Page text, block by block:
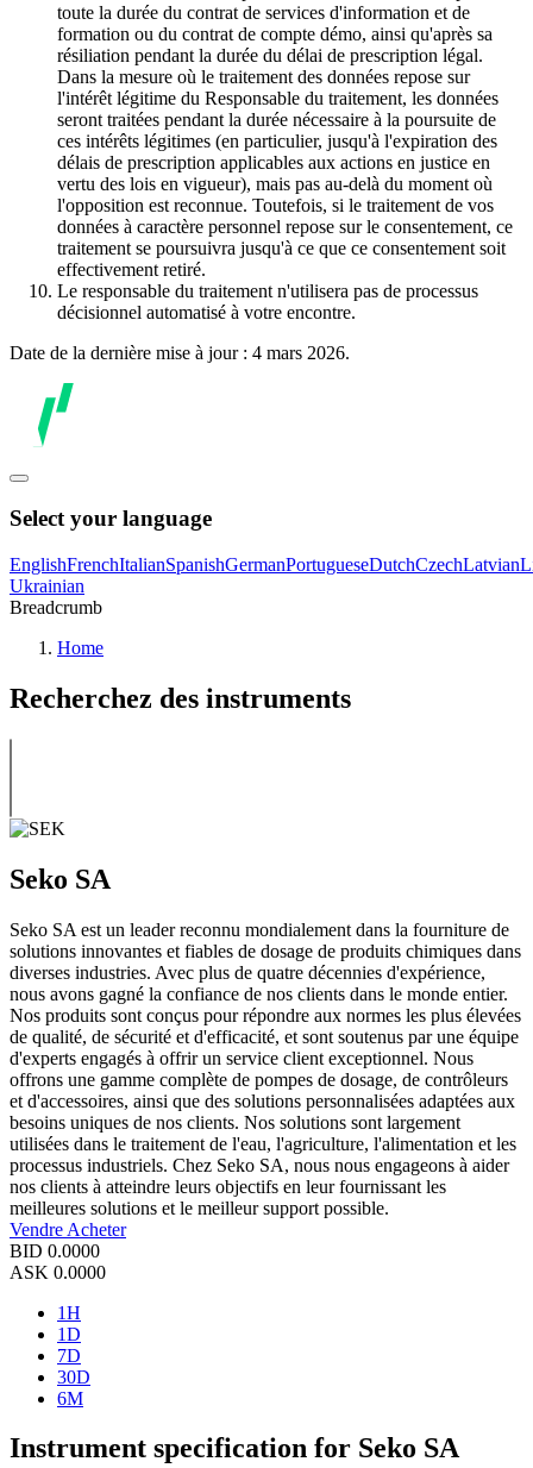
toute la durée du contrat de services d'information et de
formation ou du contrat de compte démo, ainsi qu'après sa
résiliation pendant la durée du délai de prescription légal.
Dans la mesure où le traitement des données repose sur
l'intérêt légitime du Responsable du traitement, les données
seront traitées pendant la durée nécessaire à la poursuite de
ces intérêts légitimes (en particulier, jusqu'à l'expiration des
délais de prescription applicables aux actions en justice en
vertu des lois en vigueur), mais pas au-delà du moment où
l'opposition est reconnue. Toutefois, si le traitement de vos
données à caractère personnel repose sur le consentement, ce
traitement se poursuivra jusqu'à ce que ce consentement soit
effectivement retiré.
Le responsable du traitement n'utilisera pas de processus
décisionnel automatisé à votre encontre.
Date de la dernière mise à jour : 4 mars 2026.
Select your language
EnglishFrenchItalianSpanishGermanPortugueseDutchCzechLatvian
Ukrainian
Breadcrumb
Home
Recherchez des instruments
Seko SA
Seko SA est un leader reconnu mondialement dans la fourniture de
solutions innovantes et fiables de dosage de produits chimiques dans
diverses industries. Avec plus de quatre décennies d'expérience,
nous avons gagné la confiance de nos clients dans le monde entier.
Nos produits sont conçus pour répondre aux normes les plus élevées
de qualité, de sécurité et d'efficacité, et sont soutenus par une équipe
d'experts engagés à offrir un service client exceptionnel. Nous
offrons une gamme complète de pompes de dosage, de contrôleurs
et d'accessoires, ainsi que des solutions personnalisées adaptées aux
besoins uniques de nos clients. Nos solutions sont largement
utilisées dans le traitement de l'eau, l'agriculture, l'alimentation et les
processus industriels. Chez Seko SA, nous nous engageons à aider
nos clients à atteindre leurs objectifs en leur fournissant les
meilleures solutions et le meilleur support possible.
Vendre Acheter
BID 0.0000
ASK 0.0000
1H
1D
7D
30D
6M
Instrument specification for Seko SA